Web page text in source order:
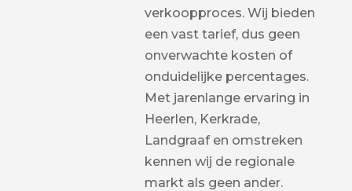
verkoopproces. Wij bieden
een vast tarief, dus geen
onverwachte kosten of
onduidelijke percentages.
Met jarenlange ervaring in
Heerlen, Kerkrade,
Landgraaf en omstreken
kennen wij de regionale
markt als geen ander.